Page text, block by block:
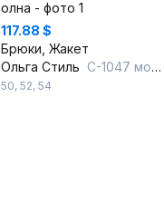
117.88 $
Брюки, Жакет
Ольга Стиль С-1047 морская-волна
50, 52, 54